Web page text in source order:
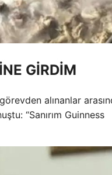
GİRDİM
alınanlar
“Sanırım Guinness